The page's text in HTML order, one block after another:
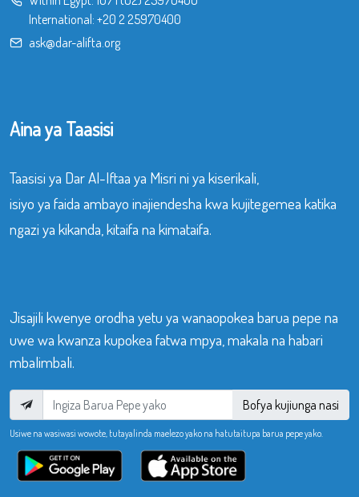
International: +20 2 25970400
ask@dar-alifta.org
Aina ya Taasisi
Taasisi ya Dar Al-Iftaa ya Misri ni ya kiserikali,
isiyo ya faida ambayo inajiendesha kwa kujitegemea katika
ngazi ya kikanda, kitaifa na kimataifa.
Jisajili kwenye orodha yetu ya wanaopokea barua pepe na
uwe wa kwanza kupokea fatwa mpya, makala na habari
mbalimbali.
Bofya kujiunga nasi
Usiwe na wasiwasi wowote, tutayalinda maelezo yako na hatutaitupa barua pepe yako.